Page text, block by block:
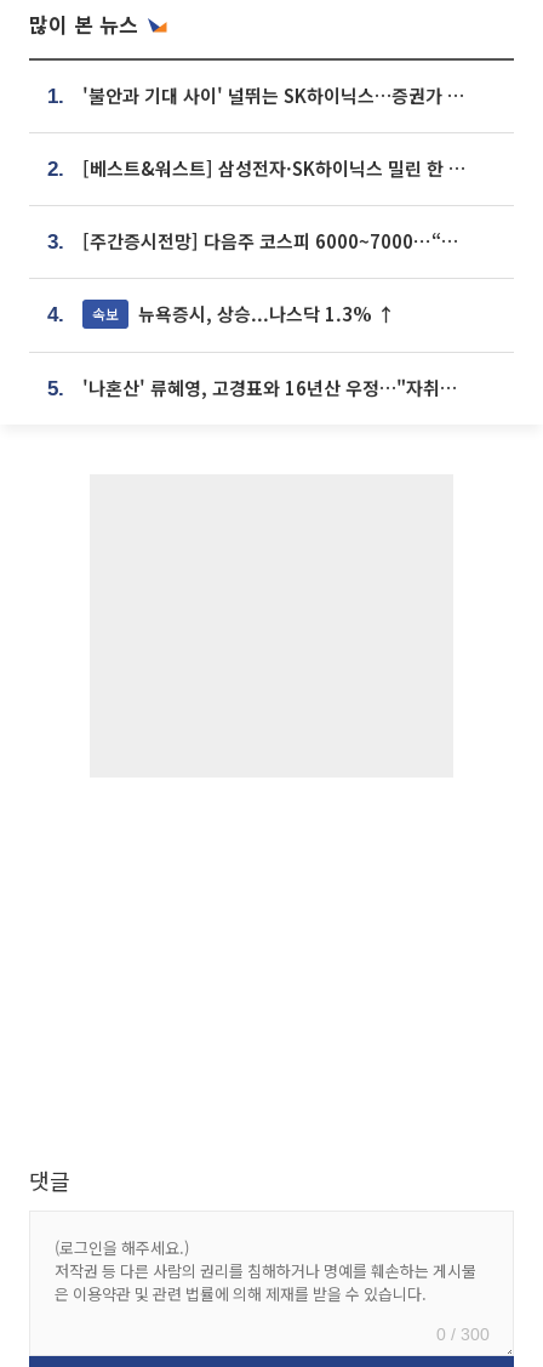
많이 본 뉴스
1. '불안과 기대 사이' 널뛰는 SK하이닉스…증권가 "HBM4·LTA 기반 펀터멘털 견고"
2. [베스트&워스트] 삼성전자·SK하이닉스 밀린 한 주…상상인증권은 85% 급등
3. [주간증시전망] 다음주 코스피 6000~7000⋯“外人 수급은 정책이 변수”
4. 속보 뉴욕증시, 상승...나스닥 1.3% ↑
5. '나혼산' 류혜영, 고경표와 16년산 우정…"자취방서 부모님과 마주쳐"
댓글
0 / 300